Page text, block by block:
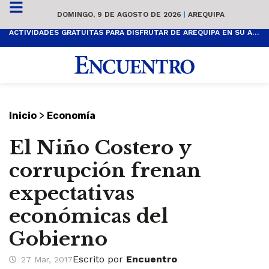
DOMINGO, 9 DE AGOSTO DE 2026 | AREQUIPA
ACTIVIDADES GRATUITAS PARA DISFRUTAR DE AREQUIPA EN SU ANIVERSARIO
Inicio > Economía
El Niño Costero y
corrupción frenan
expectativas
económicas del
Gobierno
27 Mar, 2017Escrito por Encuentro